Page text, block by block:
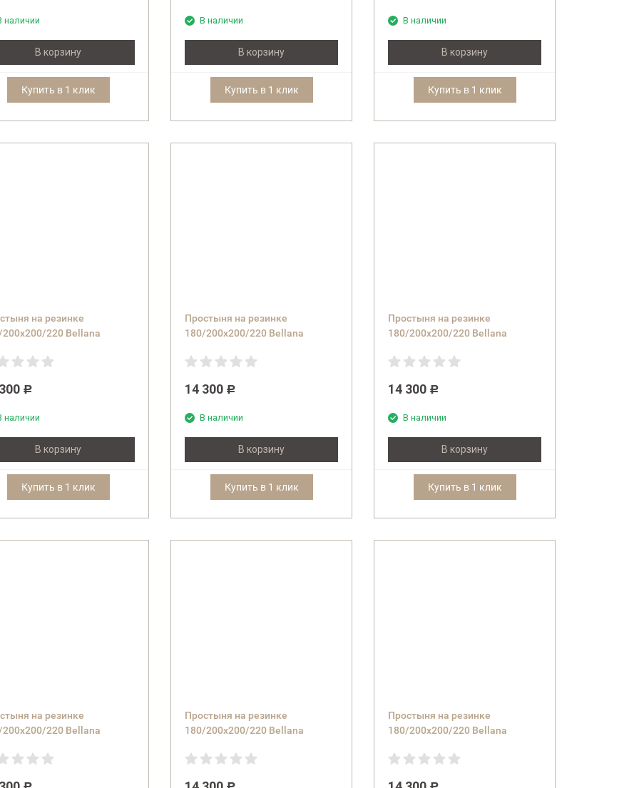
наличии
В корзину
Купить в 1 клик
В наличии
В корзину
Купить в 1 клик
В наличии
В корзину
Купить в 1 клик
на резинке
220 Bellana
желтый
Р
наличии
В корзину
Купить в 1 клик
Простыня на резинке
180/200х200/220 Bellana
салатовый
14 300 Р
В наличии
В корзину
Купить в 1 клик
Простыня на резинке
180/200х200/220 Bellana
зеленый
14 300 Р
В наличии
В корзину
Купить в 1 клик
на резинке
220 Bellana
Простыня на резинке
180/200х200/220 Bellana
бледно-розовый
Простыня на резинке
180/200х200/220 Bellana
голубой